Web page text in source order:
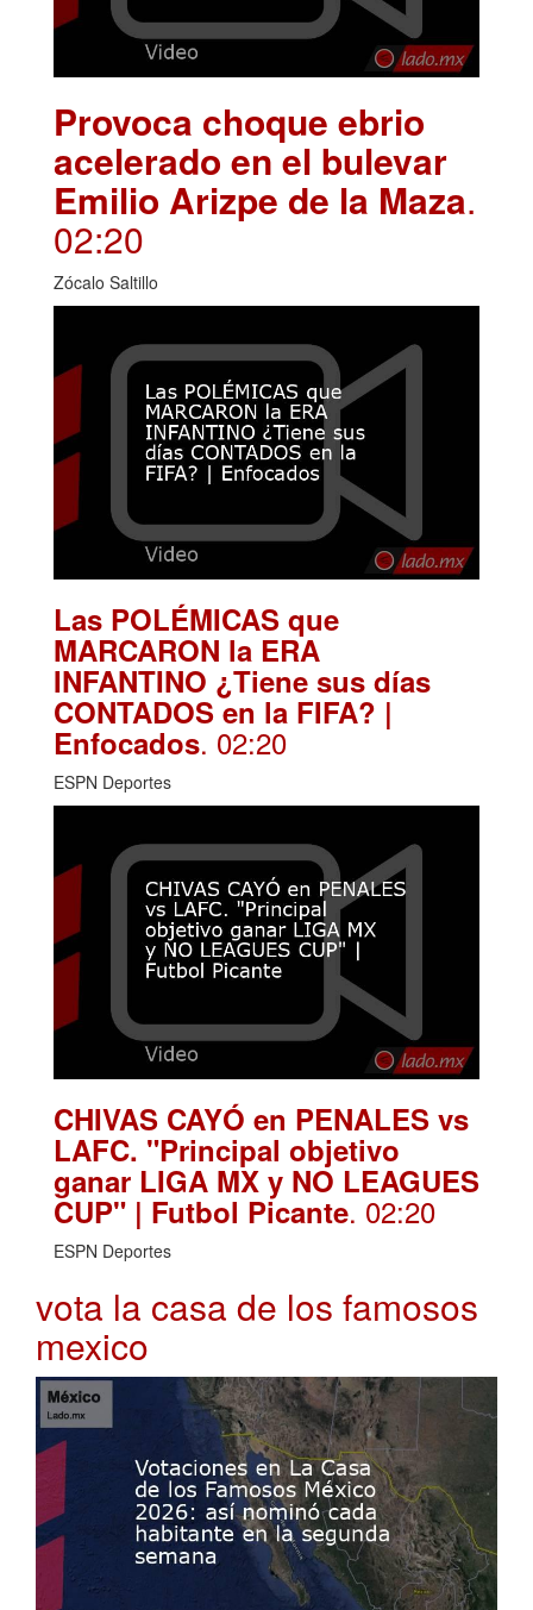
Provoca choque ebrio
acelerado en el bulevar
Emilio Arizpe de la Maza.
02:20
Zócalo Saltillo
Las POLÉMICAS que
MARCARON la ERA
INFANTINO ¿Tiene sus días
CONTADOS en la FIFA? |
Enfocados. 02:20
ESPN Deportes
CHIVAS CAYÓ en PENALES vs
LAFC. "Principal objetivo
ganar LIGA MX y NO LEAGUES
CUP" | Futbol Picante. 02:20
ESPN Deportes
vota la casa de los famosos
mexico